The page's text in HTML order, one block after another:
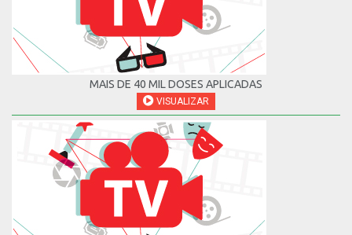
MAIS DE 40 MIL DOSES APLICADAS
VISUALIZAR